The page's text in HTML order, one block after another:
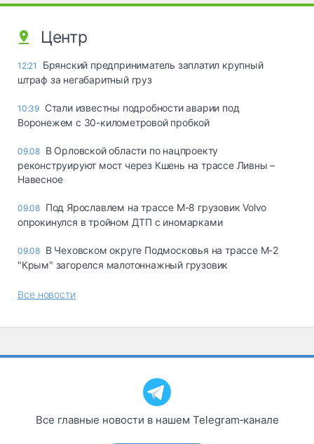
Центр
12:21
Брянский предприниматель заплатил крупный
штраф за негабаритный груз
10:39 Стали известны подробности аварии под
Воронежем с 30-километровой пробкой
09.08 В Орловской области по нацпроекту
реконструируют мост через Кшень на трассе Ливны –
Навесное
09.08 Под Ярославлем на трассе М-8 грузовик Volvo
опрокинулся в тройном ДТП с иномарками
09.08 В Чеховском округе Подмосковья на трассе М-2
"Крым" загорелся малотоннажный грузовик
Все новости
Все главные новости в нашем Telegram‑канале